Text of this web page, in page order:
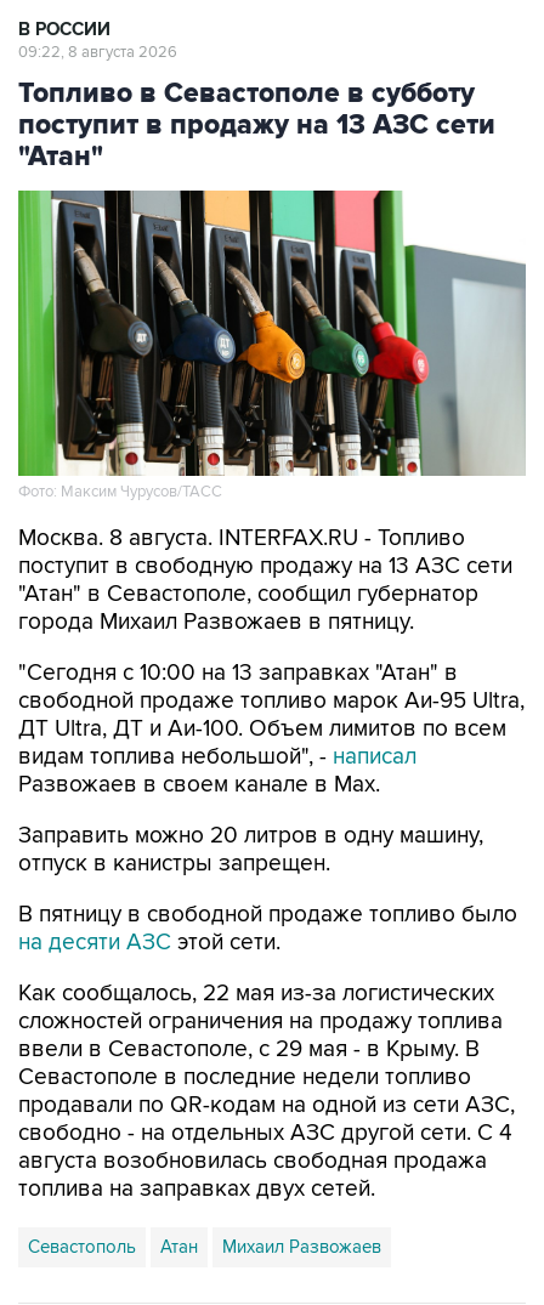
Топливо в Севастополе в субботу
поступит в продажу на 13 АЗС сети
"Атан"
Фото: Максим Чурусов/ТАСС
Москва. 8 августа. INTERFAX.RU - Топливо
"Атан" в Севастополе, сообщил губернатор
города Михаил Развожаев в пятницу.
"Сегодня с 10:00 на 13 заправках "Атан" в
ДТ Ultra, ДТ и Аи-100. Объем лимитов по всем
видам топлива небольшой", - написал
Развожаев в своем канале в Max.
Заправить можно 20 литров в одну машину,
В пятницу в свободной продаже топливо было
Как сообщалось, 22 мая из-за логистических
ввели в Севастополе, с 29 мая - в Крыму. В
Севастополе в последние недели топливо
продавали по QR-кодам на одной из сети АЗС,
свободно - на отдельных АЗС другой сети. С 4
августа возобновилась свободная продажа
топлива на заправках двух сетей.
Севастополь Атан Михаил Развожаев